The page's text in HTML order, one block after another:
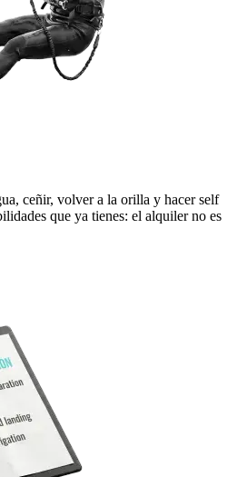
ceñir, volver a la orilla y hacer self
que ya tienes: el alquiler no es